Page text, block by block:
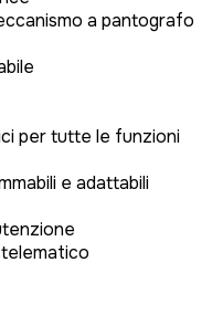
a pantografo
per tutte le funzioni
e adattabili